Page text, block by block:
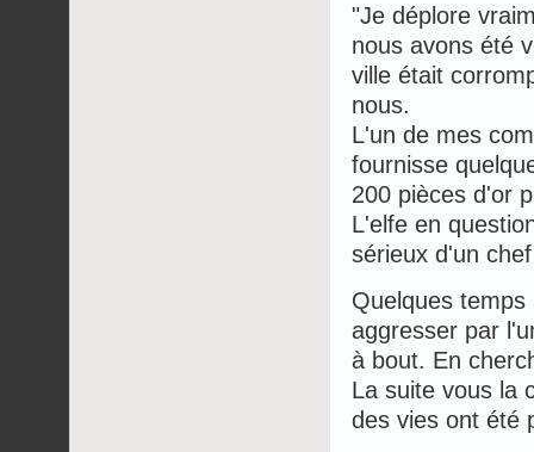
"Je déplore
nous avons été
ville était
nous.
L'un de mes
fournisse
200 pièces d'or
L'elfe en
sérieux d'un
Quelques
aggresser par
à bout. En
La suite vous la
des vies ont été